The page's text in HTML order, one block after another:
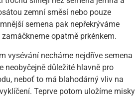
zemní směsí nebo pouze
semena pak nepřekrýváme
opatrně prkénkem.
vysévání necháme nejdříve semena
neobyčejně důležité hlavně pro
neboť to má blahodárný vliv na
Teprve potom uložíme misky